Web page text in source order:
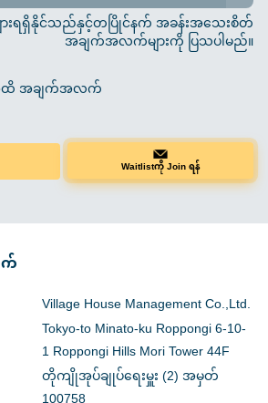
ားရရှိနိုင်သည်နှင့်တပြိုင်နက် အခန်းအသေးစိတ်
အချက်အလက်များကို ပြသပါမည်။
အထိ အချက်အလက်
Waitlistကို Join ရန်
Village House Management Co.,Ltd.
Tokyo-to Minato-ku Roppongi 6-10-
1 Roppongi Hills Mori Tower 44F
တိုကျိုအုပ်ချုပ်ရေးမှူး (2) အမှတ်